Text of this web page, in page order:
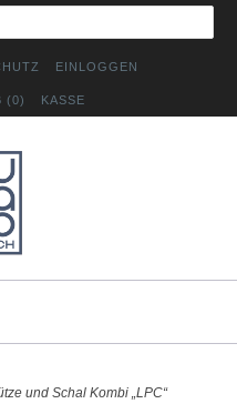
EINLOGGEN
(0) KASSE
und Schal Kombi „LPC“